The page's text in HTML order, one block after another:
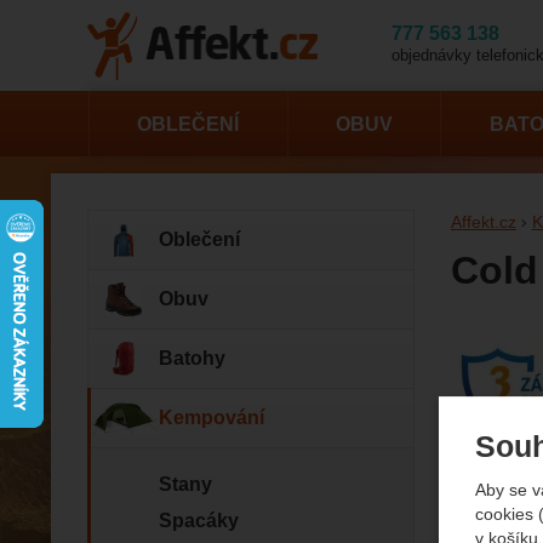
Aby se
cookies
v
Affekt.cz
OBLEČENÍ OBUV
Oblečení
Obuv
Batohy
Kempování
Stany
Spacáky
777 563 138
objednávky